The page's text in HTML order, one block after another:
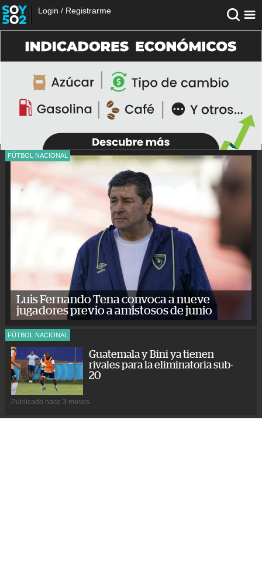
Login / Registrarme
FÚTBOL NACIONAL
Luis Fernando Tena convoca a nueve
jugadores previo a amistosos de junio
FÚTBOL NACIONAL
Guatemala y Bini ya tienen
rivales para la eliminatoria sub-
20
Publicado hace 3 meses.